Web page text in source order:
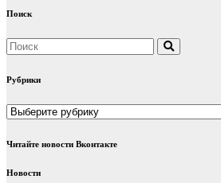
Поиск
Рубрики
Рубрики
Читайте новости Вконтакте
Новости